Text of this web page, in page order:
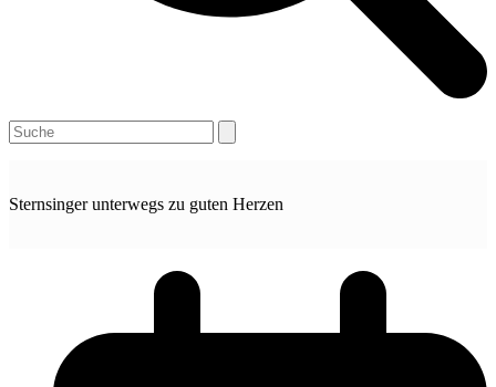
Open
mobile
Close
mobile
Search
Sternsinger unterwegs zu guten Herzen